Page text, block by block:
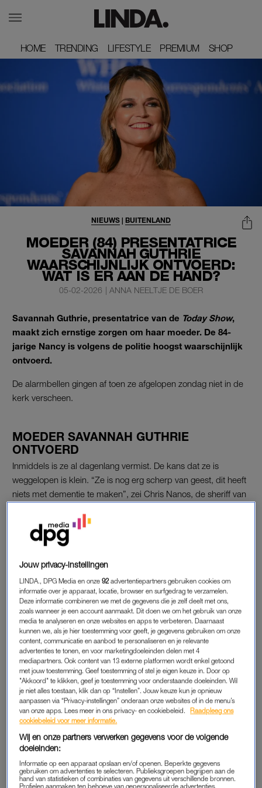
HOME
HOME TRENDING
TRENDING LIFESTYLE
LIFESTYLE PREMIUM
PREMIUM SHOP
SHOP
MOEDER (84) PRESENTATRICE
SAVANNAH GUTHRIE
WAARSCHIJNLIJK ONTVOERD:
WAT IS ER AAN DE HAND?
NIEUWS | BUITENLAND
05-02-2026 | ANNA NEELTJE DE BOER
Savannah Guthrie, presentatrice van de Today Show,
maakt zich ernstige zorgen om haar moeder. De 84-
jarige Nancy is volgens de politie hoogst waarschijnlijk
ontvoerd.
De alarmbellen gingen af toen ze afgelopen zondag niet in de
kerk verscheen.
MOEDER SAVANNAH GUTHRIE
ONTVOERD
Inmiddels is ze al dagenlang vermist. De kans dat ze is
weggelopen is klein. “Ze is nog erg scherp van geest, dit heeft
niets met dementie te maken”, zei Chris Nanos, de sheriff van
Ook is er sprake van verdachte omstandigheden. Zo is er
volgens CBS News bloed gevonden in haar huis en zou een
lokaal nieuwsstation in Arizona een losgeldbrief hebben
ontvangen. Daarin zouden specifieke details staan over de
ontvoering. Hoeveel geld er geëist zou worden, wil de politie
niet zeggen.
President Trumpis van de vermissing op de hoogte en noemt
het een verschrikkelijke situatie. Hij kan het naar eigen zeggen
goed vinden met de presentatrice en liet dinsdag weten haar
te bellen om te bespreken hoe hij haar zou kunnen helpen.
Tekst gaat verder onder de X-berichten.
CALL FOR HELP: People with information about
Nancy Guthrie’s disappearance are asked to
contact 1-800-CALL-FBI
pic.twitter.com/RJZm6VNjYi
Jouw privacy-instellingen
LINDA., DPG Media en onze92 advertentiepartners gebruiken cookies om
informatie over je apparaat, locatie, browser en surfgedrag te verzamelen.
Deze informatie combineren we met de gegevens die je zelf deelt met ons,
zoals wanneer je een account aanmaakt. Dit doen we om het gebruik van onze
media te analyseren en onze websites en apps te verbeteren. Daarnaast
kunnen we, als je hier toestemming voor geeft, je gegevens gebruiken om onze
content, communicatie en aanbod te personaliseren en je relevante
advertenties te tonen, en voor marketingdoeleinden delen met 4
mediapartners. Ook content van 13 externe platformen wordt enkel getoond
met jouw toestemming. Geef toestemming of stel je eigen keuze in. Door op
"Akkoord" te klikken, geef je toestemming voor onderstaande doeleinden. Wil
je niet alles toestaan, klik dan op “Instellen”. Jouw keuze kun je opnieuw
aanpassen via “Privacy-instellingen” onderaan onze websites of in de menu’s
van onze apps. Lees meer in ons privacy- en cookiebeleid.
Raadpleeg ons
cookiebeleid voor meer informatie.
Wij en onze partners verwerken gegevens voor de volgende
doeleinden:
Informatie op een apparaat opslaan en/of openen. Beperkte gegevens
gebruiken om advertenties te selecteren. Publieksgroepen begrijpen aan de
hand van statistieken of combinaties van gegevens uit verschillende bronnen.
Profielen aanmaken ten behoeve van gepersonaliseerde advertenties.